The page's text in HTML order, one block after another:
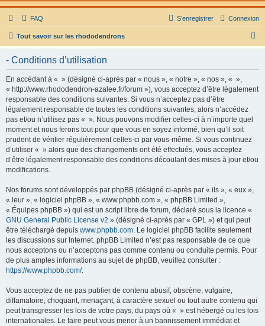
FAQ Connexion
S’enregistrer
Tout savoir sur les rhododendrons
e
- Conditions d’utilisation
En accédant à « » (désigné ci-après par « nous », « notre », « nos », « »,
« http://www.rhododendron-azalee.fr/forum »), vous acceptez d’être légalement
responsable des conditions suivantes. Si vous n’acceptez pas d’être
légalement responsable de toutes les conditions suivantes, alors n’accédez
pas et/ou n’utilisez pas « ». Nous pouvons modifier celles-ci à n’importe quel
moment et nous ferons tout pour que vous en soyez informé, bien qu’il soit
prudent de vérifier régulièrement celles-ci par vous-même. Si vous continuez
d’utiliser « » alors que des changements ont été effectués, vous acceptez
d’être légalement responsable des conditions découlant des mises à jour et/ou
modifications.
Nos forums sont développés par phpBB (désigné ci-après par « ils », « eux »,
« leur », « logiciel phpBB », « www.phpbb.com », « phpBB Limited »,
« Équipes phpBB ») qui est un script libre de forum, déclaré sous la licence «
GNU General Public License v2 » (désigné ci-après par « GPL ») et qui peut
être téléchargé depuis www.phpbb.com. Le logiciel phpBB facilite seulement
les discussions sur Internet. phpBB Limited n’est pas responsable de ce que
nous acceptons ou n’acceptons pas comme contenu ou conduite permis. Pour
de plus amples informations au sujet de phpBB, veuillez consulter :
https://www.phpbb.com/.
Vous acceptez de ne pas publier de contenu abusif, obscène, vulgaire,
diffamatoire, choquant, menaçant, à caractère sexuel ou tout autre contenu qui
peut transgresser les lois de votre pays, du pays où « » est hébergé ou les lois
internationales. Le faire peut vous mener à un bannissement immédiat et